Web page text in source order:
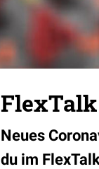
FlexTalk
Neues
du im